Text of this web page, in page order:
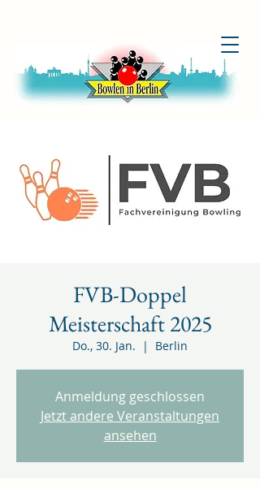
FVB-Doppel
Meisterschaft 2025
Do., 30. Jan.
  |
Berlin
Anmeldung geschlossen
Jetzt andere Veranstaltungen
ansehen